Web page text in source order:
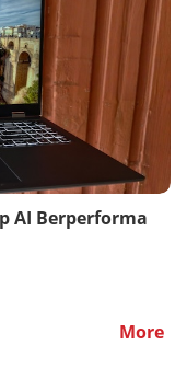
AI Berperforma
More